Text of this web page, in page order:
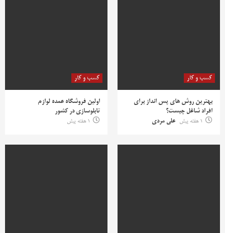
کسب و کار
بهترین روش‌ های پس‌ انداز برای
افراد شاغل چیست؟
1 هفته پیش
علی مردی
کسب و کار
اولین فروشگاه عمده لوازم
تابلوسازی در کشور
1 هفته پیش